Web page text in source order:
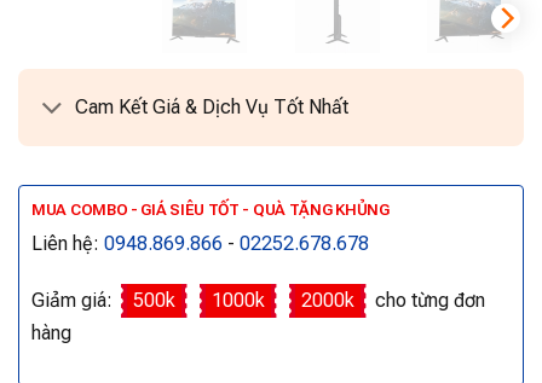
Cam Kết Giá & Dịch Vụ Tốt Nhất
MUA COMBO - GIÁ SIÊU TỐT - QUÀ TẶNG KHỦNG
Liên hệ: 0948.869.866 - 02252.678.678
Giảm giá: 500k 1000k 2000k
cho từng đơn
hàng